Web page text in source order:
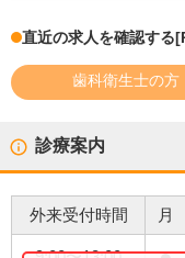
直近の求人を確認する
歯科衛生士の方
診療案内
外来受付時間 月